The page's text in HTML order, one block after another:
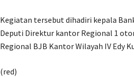
Kegiatan tersebut dihadiri kepala
Deputi Direktur kantor Regional 1
Regional BJB Kantor Wilayah IV Edy
(red)